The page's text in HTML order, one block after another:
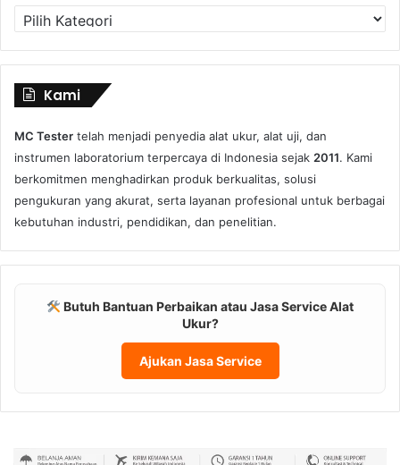
Kategori
Produk
Kami
MC Tester telah menjadi penyedia alat ukur, alat uji, dan
instrumen laboratorium terpercaya di Indonesia sejak 2011. Kami
berkomitmen menghadirkan produk berkualitas, solusi
pengukuran yang akurat, serta layanan profesional untuk berbagai
kebutuhan industri, pendidikan, dan penelitian.
Butuh Bantuan Perbaikan atau Jasa Service Alat
Ukur?
Ajukan Jasa Service